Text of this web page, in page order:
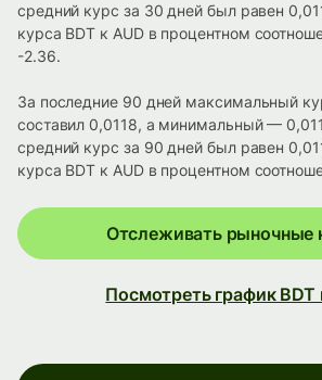
средний курс за 30 дней был равен
курса BDT к AUD в процентном
-2.36.
За последние 90 дней максимальный
составил 0,0118, а минимальный —
средний курс за 90 дней был равен
курса BDT к AUD в процентном
Отслеживать рыночные
Посмотреть график BDT